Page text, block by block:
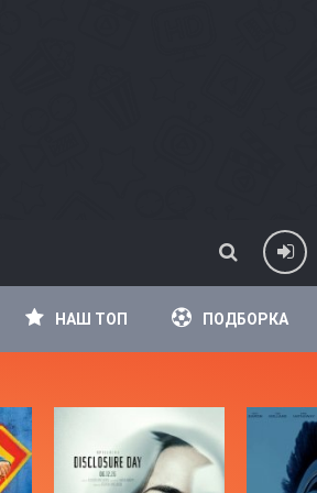
НАШ ТОП ПОДБОРКА